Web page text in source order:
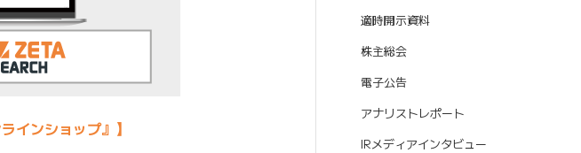
インショップ』】
適時開示資料
株主総会
電子公告
アナリストレポート
IRメディアインタビュー